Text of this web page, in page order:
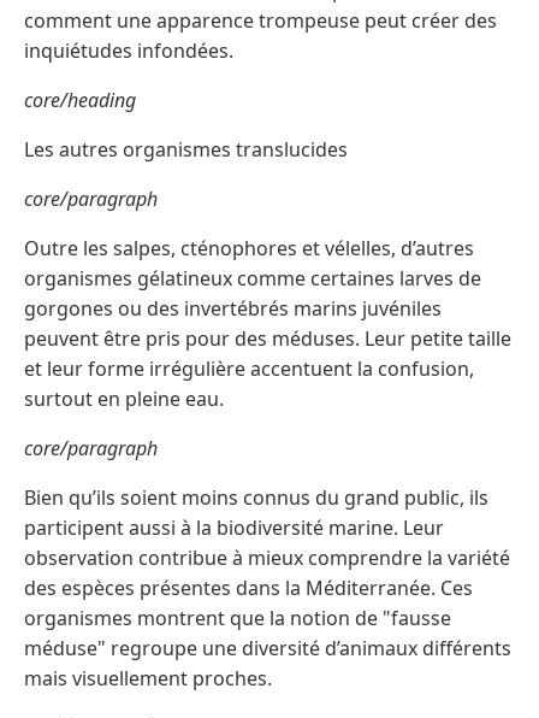
comment une apparence trompeuse peut créer des
inquiétudes infondées.
core/heading
Les autres organismes translucides
core/paragraph
Outre les salpes, cténophores et vélelles, d’autres
organismes gélatineux comme certaines larves de
gorgones ou des invertébrés marins juvéniles
peuvent être pris pour des méduses. Leur petite taille
et leur forme irrégulière accentuent la confusion,
surtout en pleine eau.
core/paragraph
Bien qu’ils soient moins connus du grand public, ils
participent aussi à la biodiversité marine. Leur
observation contribue à mieux comprendre la variété
des espèces présentes dans la Méditerranée. Ces
organismes montrent que la notion de "fausse
méduse" regroupe une diversité d’animaux différents
mais visuellement proches.